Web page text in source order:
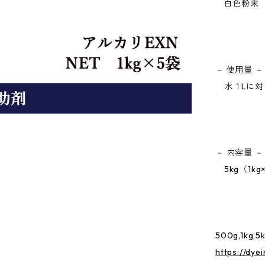
白色粉末
－ 使用量 －
水１Lに対
－ 内容量 －
5kg（
https://